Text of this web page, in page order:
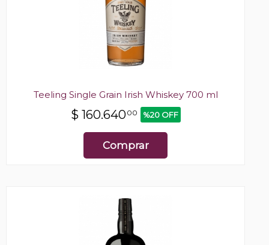
Teeling Single Grain Irish Whiskey 700 ml
$ 160.64000 %20 OFF
Comprar